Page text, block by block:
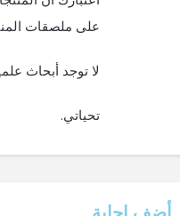
على ملصقات
لا توجد أبحاث
تحياتي.